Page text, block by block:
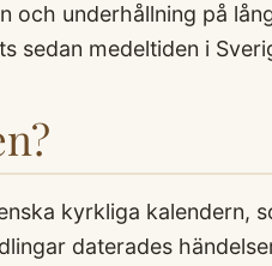
och underhållning på
sedan medeltiden i
kyrkliga kalendern,
daterades